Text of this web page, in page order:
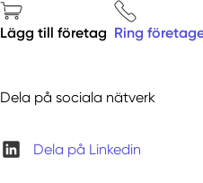
Lägg till företag Ring
Dela på sociala nätverk
Dela på Linkedin